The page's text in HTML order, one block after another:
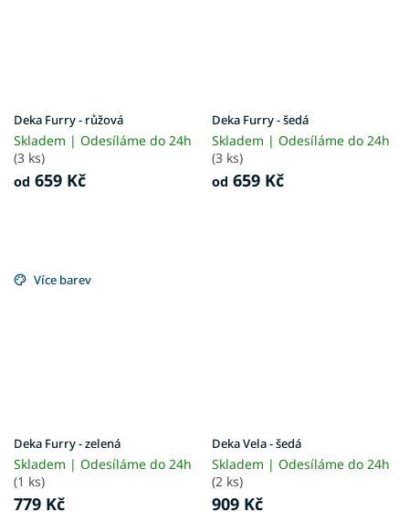
Deka Furry - růžová
Skladem | Odesíláme do 24h
(3 ks)
od 659 Kč
Deka Furry - šedá
Skladem | Odesíláme do 24h
(3 ks)
od 659 Kč
Více barev
Deka Furry - zelená
Skladem | Odesíláme do 24h
(1 ks)
779 Kč
Deka Vela - šedá
Skladem | Odesíláme do 24h
(2 ks)
909 Kč